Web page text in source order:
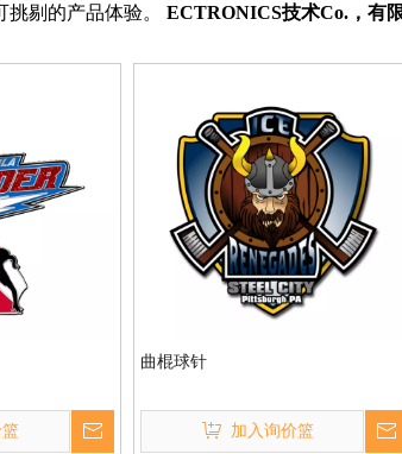
挑剔的产品体验。 ECTRONICS技术Co.，有限
曲棍球针
加入询价篮